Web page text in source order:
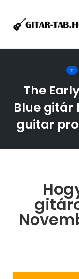
T
The
Blue gitár
guitar